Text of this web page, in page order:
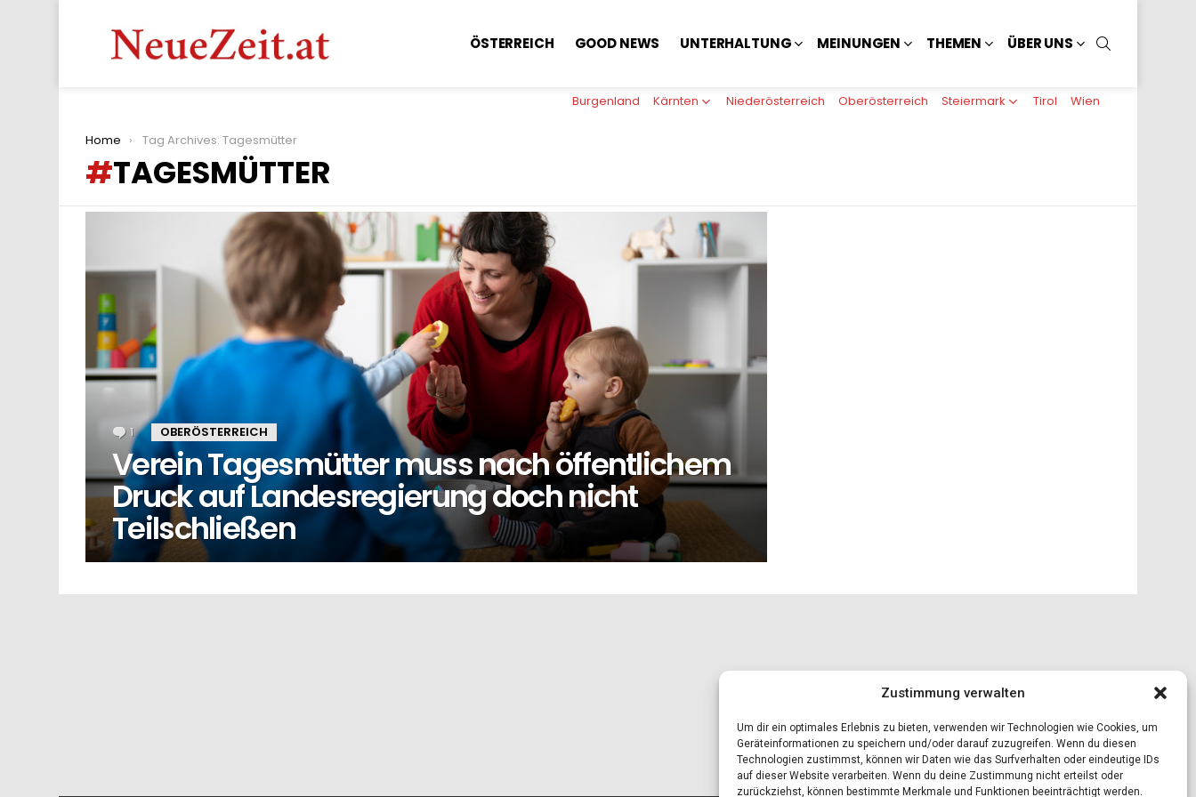
Zustimmung verwalten
Um dir ein optimales Erlebnis zu bieten, verwenden wir Technologien wie Cookies, um
Geräteinformationen zu speichern und/oder darauf zuzugreifen. Wenn du diesen
Technologien zustimmst, können wir Daten wie das Surfverhalten oder eindeutige IDs
auf dieser Website verarbeiten. Wenn du deine Zustimmung nicht erteilst oder
zurückziehst, können bestimmte Merkmale und Funktionen beeinträchtigt werden.
ÖSTERREICH GOOD NEWS UNTERHALTUNG MEINUNGEN THEMEN ÜBER UNS
Burgenland Kärnten Niederösterreich Oberösterreich Steiermark Tirol Wien
You are here:
Home Tag Archives: Tagesmütter
TAGESMÜTTER
1 Kommentar
OBERÖSTERREICH
Verein Tagesmütter muss nach öffentlichem
Druck auf Landesregierung doch nicht
Teilschließen